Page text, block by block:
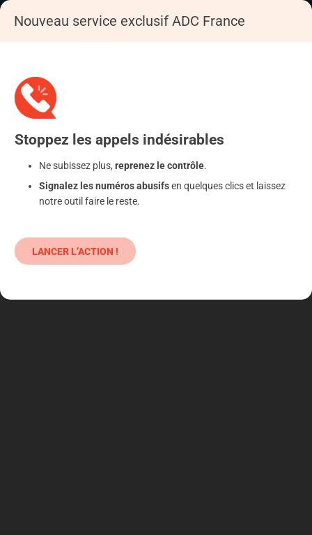
Nouveau service exclusif ADC France
Stoppez les appels indésirables
Ne subissez plus, reprenez le contrôle.
Signalez les numéros abusifsen quelques clics et laissez
notre outil faire le reste.
LANCER L’ACTION !